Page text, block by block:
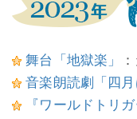
舞台「地獄楽」
音楽朗読劇「四月
『ワールドトリ